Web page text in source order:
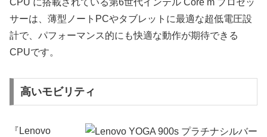
CPU に搭載されている第6世代インテル Core m プロセッ
サーは、薄型ノートPCやタブレットに最適な超低電圧設
計で、パフォーマンス的にも快適な動作が期待できる
CPUです。
高いモビリティ
『Lenovo